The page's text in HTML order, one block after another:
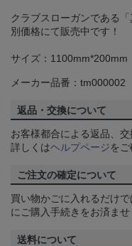
クラブスローガンである
別価格にて販売中です！
サイズ：1100mm*200mm
メーカー品番：tm000002
返品・交換について
お客様都合による返品、
詳しくはヘルプページをご
ご注文の確定について
買い物かごに入れるだけ
にご購入手続きをお済ませ
送料について